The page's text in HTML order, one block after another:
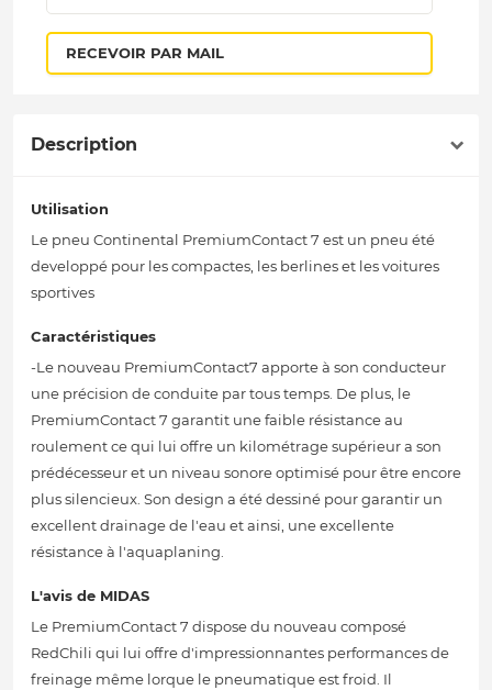
RECEVOIR PAR MAIL
Description
Utilisation
Le pneu Continental PremiumContact 7 est un pneu été
developpé pour les compactes, les berlines et les voitures
sportives
Caractéristiques
-Le nouveau PremiumContact7 apporte à son conducteur
une précision de conduite par tous temps. De plus, le
PremiumContact 7 garantit une faible résistance au
roulement ce qui lui offre un kilométrage supérieur a son
prédécesseur et un niveau sonore optimisé pour être encore
plus silencieux. Son design a été dessiné pour garantir un
excellent drainage de l'eau et ainsi, une excellente
résistance à l'aquaplaning.
L'avis de MIDAS
Le PremiumContact 7 dispose du nouveau composé
RedChili qui lui offre d'impressionnantes performances de
freinage même lorque le pneumatique est froid. Il